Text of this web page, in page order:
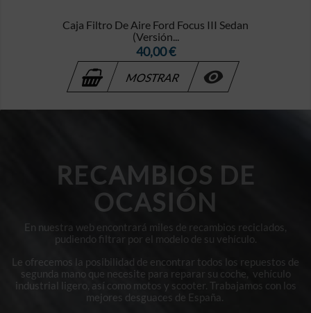
Caja Filtro De Aire Ford Focus III Sedan
(Versión...
Precio
40,00 €
MOSTRAR 
RECAMBIOS DE
OCASIÓN
En nuestra web encontrará miles de recambios reciclados,
pudiendo filtrar por el modelo de su vehículo.
Le ofrecemos la posibilidad de encontrar todos los repuestos de
segunda mano que necesite para reparar su coche, vehículo
industrial ligero, así como motos y scooter. Trabajamos con los
mejores desguaces de España.